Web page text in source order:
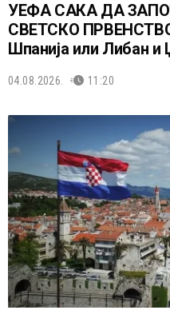
УЕФА САКА ДА
СВЕТСКО ПРВЕНСТВО:
Шпанија или Либан и
04.08.2026. 11:20